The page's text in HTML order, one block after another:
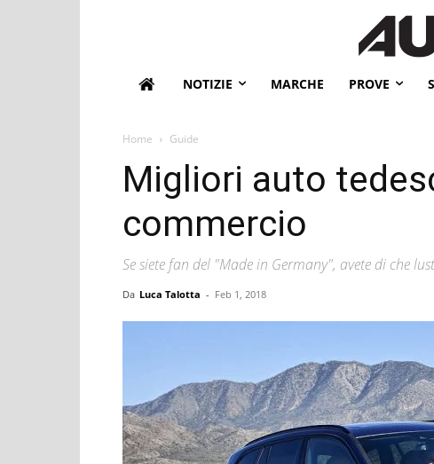
NOTIZIE MARCHE PROVE
Home Guide
Migliori auto
commercio
Se siete fan del "Made in Germany", avete di che
Da Luca Talotta - Feb 1, 2018